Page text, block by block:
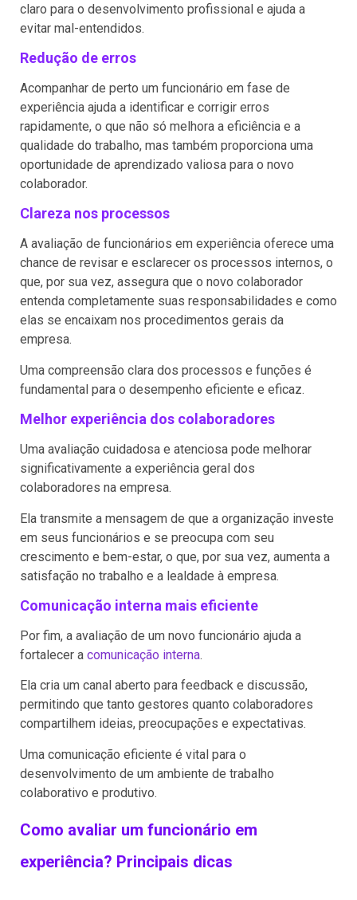
claro para o desenvolvimento profissional e ajuda a
evitar mal-entendidos.
Redução de erros
Acompanhar de perto um funcionário em fase de
experiência ajuda a identificar e corrigir erros
rapidamente, o que não só melhora a eficiência e a
qualidade do trabalho, mas também proporciona uma
oportunidade de aprendizado valiosa para o novo
colaborador.
Clareza nos processos
A avaliação de funcionários em experiência oferece uma
chance de revisar e esclarecer os processos internos, o
que, por sua vez, assegura que o novo colaborador
entenda completamente suas responsabilidades e como
elas se encaixam nos procedimentos gerais da
empresa.
Uma compreensão clara dos processos e funções é
fundamental para o desempenho eficiente e eficaz.
Melhor experiência dos colaboradores
Uma avaliação cuidadosa e atenciosa pode melhorar
significativamente a experiência geral dos
colaboradores na empresa.
Ela transmite a mensagem de que a organização investe
em seus funcionários e se preocupa com seu
crescimento e bem-estar, o que, por sua vez, aumenta a
satisfação no trabalho e a lealdade à empresa.
Comunicação interna mais eficiente
Por fim, a avaliação de um novo funcionário ajuda a
fortalecer a comunicação interna.
Ela cria um canal aberto para feedback e discussão,
permitindo que tanto gestores quanto colaboradores
compartilhem ideias, preocupações e expectativas.
Uma comunicação eficiente é vital para o
desenvolvimento de um ambiente de trabalho
colaborativo e produtivo.
Como avaliar um funcionário em
experiência? Principais dicas